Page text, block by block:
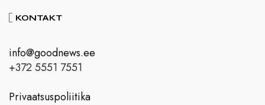
KONTAKT
info@goodnews.ee
+372 5551 7551
Privaatsuspoliitika